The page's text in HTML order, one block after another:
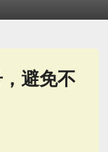
避免不